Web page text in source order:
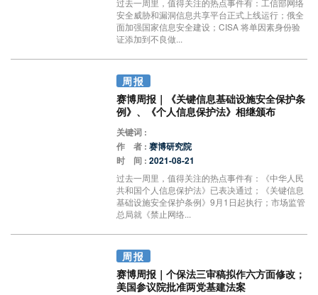
过去一周里，值得关注的热点事件有：工信部网络
安全威胁和漏洞信息共享平台正式上线运行；俄全
面加强国家信息安全建设；CISA 将单因素身份验
证添加到不良做...
周报
赛博周报｜《关键信息基础设施安全保护条
例》、《个人信息保护法》相继颁布
关键词 :
作 者 :赛博研究院
时 间 :2021-08-21
过去一周里，值得关注的热点事件有：《中华人民
共和国个人信息保护法》已表决通过；《关键信息
基础设施安全保护条例》9月1日起执行；市场监管
总局就《禁止网络...
周报
赛博周报｜个保法三审稿拟作六方面修改；
美国参议院批准两党基建法案